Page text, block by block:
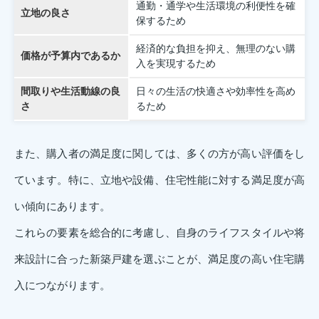
立地の良さ
通勤・通学や生活環境の利便性を確
保するため
価格が予算内であるか
経済的な負担を抑え、無理のない購
入を実現するため
間取りや生活動線の良
さ
日々の生活の快適さや効率性を高め
るため
また、購入者の満足度に関しては、多くの方が高い評価をし
ています。特に、立地や設備、住宅性能に対する満足度が高
い傾向にあります。
これらの要素を総合的に考慮し、自身のライフスタイルや将
来設計に合った新築戸建を選ぶことが、満足度の高い住宅購
入につながります。